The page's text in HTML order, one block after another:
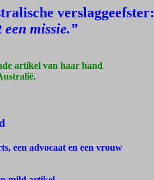
verslaggeefster:
een missie.”
artikel van haar hand
een advocaat en een vrouw